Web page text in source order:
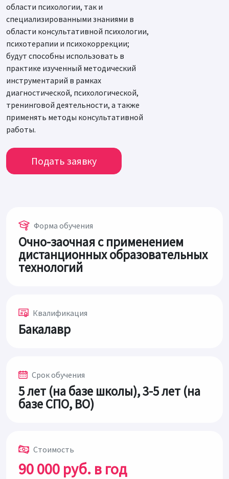
области психологии, так и
специализированными знаниями в
области консультативной психологии,
психотерапии и психокоррекции;
будут способны использовать в
практике изученный методический
инструментарий в рамках
диагностической, психологической,
тренинговой деятельности, а также
применять методы консультативной
работы.
Подать заявку
Форма обучения
Очно-заочная с применением
дистанционных образовательных
технологий
Квалификация
Бакалавр
Срок обучения
5 лет (на базе школы), 3-5 лет (на
базе СПО, ВО)
Стоимость
90 000 руб. в год